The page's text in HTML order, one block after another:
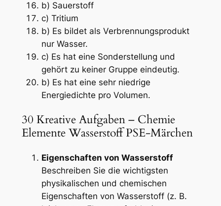
b) Sauerstoff
c) Tritium
b) Es bildet als Verbrennungsprodukt
nur Wasser.
c) Es hat eine Sonderstellung und
gehört zu keiner Gruppe eindeutig.
b) Es hat eine sehr niedrige
Energiedichte pro Volumen.
30 Kreative Aufgaben – Chemie
Elemente Wasserstoff PSE-Märchen
Eigenschaften von Wasserstoff
Beschreiben Sie die wichtigsten
physikalischen und chemischen
Eigenschaften von Wasserstoff (z. B.